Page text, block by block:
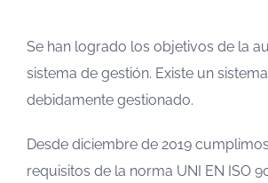
Se han logrado los objetivos de la
sistema de gestión. Existe un
debidamente gestionado.
Desde diciembre de 2019
requisitos de la norma UNI EN ISO